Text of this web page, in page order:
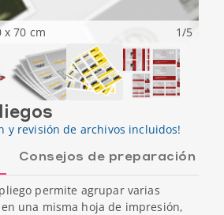
x 70 cm 1/5
y revisión de archivos incluidos!
Consejos de preparación
permite agrupar varias
una misma hoja de impresión,